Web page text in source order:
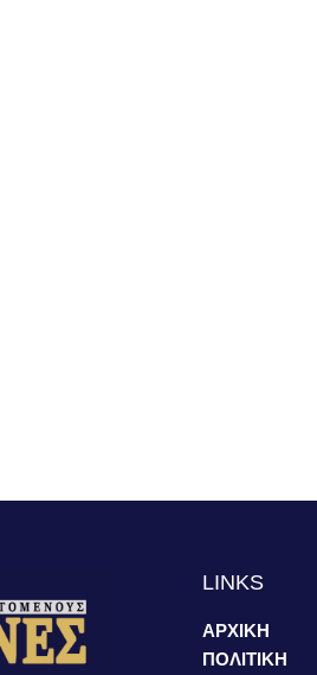
LINKS
ΑΡΧΙΚΗ
ΠΟΛΙΤΙΚΗ